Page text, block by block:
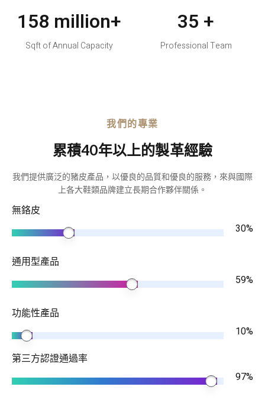
160 million+
Sqft of Annual Capacity
35 +
Professional Team
我們的專業
累積40年以上的製革經驗
我們提供廣泛的豬皮產品，以優良的品質和優良的服務，來與國際
上各大鞋類品牌建立長期合作夥伴關係。
無鉻皮
30%
通用型產品
60%
功能性產品
10%
第三方認證通過率
97%